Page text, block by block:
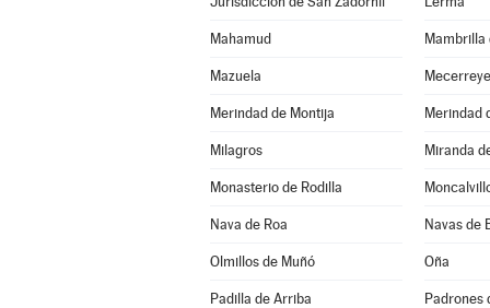
Mahamud Mambrilla
Mazuela
Merindad de Montija Merindad
Milagros Miranda
Monasterio de Rodilla
Nava de Roa Navas de
Olmillos de Muñó Oña
Padilla de Arriba Padrones